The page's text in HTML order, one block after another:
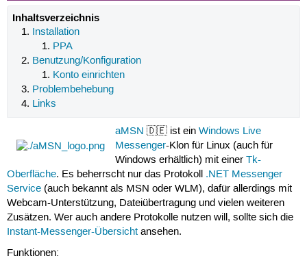
Inhaltsverzeichnis
Installation
PPA
Benutzung/Konfiguration
Konto einrichten
Problembehebung
Links
aMSN 🇩🇪 ist einWindows Live
Messenger-Klon für Linux (auch für
Windows erhältlich) mit einerTk-
Oberfläche. Es beherrscht nur das Protokoll .NET Messenger
Service(auch bekannt als MSN oder WLM), dafür allerdings mit
Webcam-Unterstützung, Dateiübertragung und vielen weiteren
Zusätzen. Wer auch andere Protokolle nutzen will, sollte sich die
Instant-Messenger-Übersichtansehen.
Funktionen: